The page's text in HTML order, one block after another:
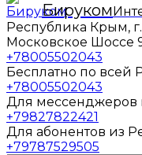
Бируком
Республика Крым,
Московское Шоссе
+78005502043
Бесплатно по всей
+78005502043
Для мессенджеров
+79827822421
Для абонентов из
+79787529505